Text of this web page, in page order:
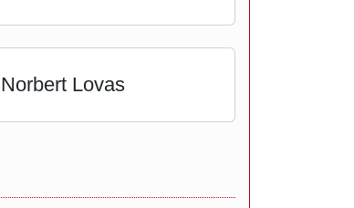
Norbert Lovas